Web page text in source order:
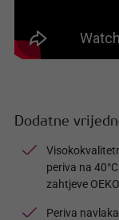
Dodatne
periva na
zahtjeve
Periva